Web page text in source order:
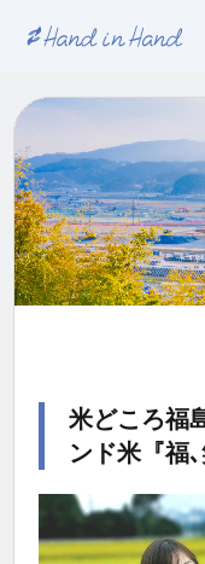
米どころ福
ンド米『福